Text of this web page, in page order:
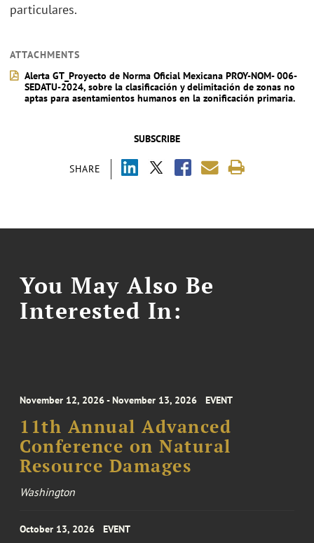
SUBSCRIBE
SHARE
particulares.
ATTACHMENTS
Alerta GT_Proyecto de Norma Oficial Mexicana PROY-NOM- 006-
SEDATU-2024, sobre la clasificación y delimitación de zonas no
aptas para asentamientos humanos en la zonificación primaria.
You May Also Be
Interested In:
November 12, 2026 - November 13, 2026 EVENT
11th Annual Advanced
Conference on Natural
Resource Damages
Washington
October 13, 2026 EVENT